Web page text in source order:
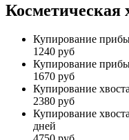
Косметическая
Купирование
1240 руб
Купирование
1670 руб
Купирование
2380 руб
Купирование
дней